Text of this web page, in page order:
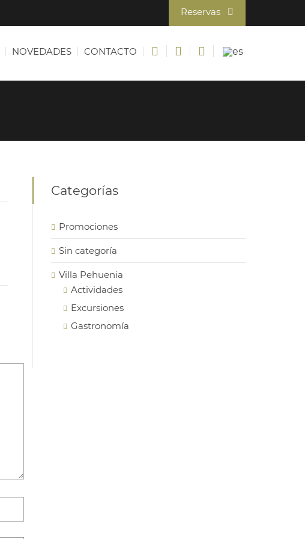
Reservas
NOVEDADES CONTACTO
Categorías
Promociones
Sin categoría
Villa Pehuenia
Actividades
Excursiones
Gastronomía